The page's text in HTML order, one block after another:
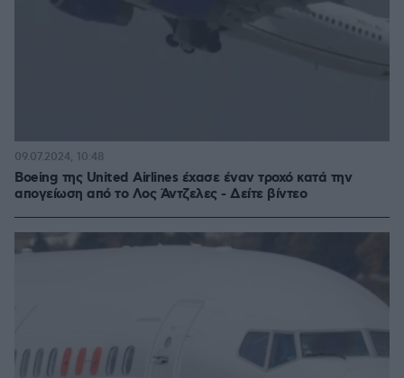
Boeing της United Airlines έχασε έναν τροχό κατά την
απογείωση από το Λος Άντζελες - Δείτε βίντεο
09.07.2024, 10:48